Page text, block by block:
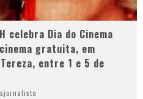
celebra Dia do Cinema
gratuita, em
entre 1 e 5 de